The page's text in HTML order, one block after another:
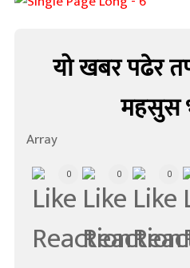
यो खबर पढेर
महसुस
Array
0 0 0